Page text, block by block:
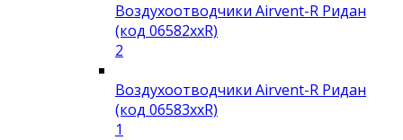
Воздухоотводчики Airvent-R Ридан
(код 06582xxR)
2
Воздухоотводчики Airvent-R Ридан
(код 06583xxR)
1